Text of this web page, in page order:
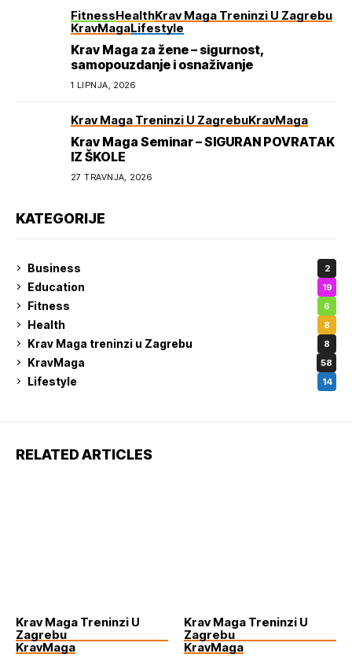
FitnessHealthKrav Maga Treninzi U Zagrebu
KravMagaLifestyle
Krav Maga za žene – sigurnost,
samopouzdanje i osnaživanje
1 LIPNJA, 2026
Krav Maga Treninzi U ZagrebuKravMaga
Krav Maga Seminar – SIGURAN POVRATAK
IZ ŠKOLE
27 TRAVNJA, 2026
KATEGORIJE
Business 2
Education 19
Fitness 6
Health 8
Krav Maga treninzi u Zagrebu 8
KravMaga 58
Lifestyle 14
RELATED ARTICLES
Krav Maga Treninzi U
Zagrebu
KravMaga
Krav Maga Treninzi U
Zagrebu
KravMaga